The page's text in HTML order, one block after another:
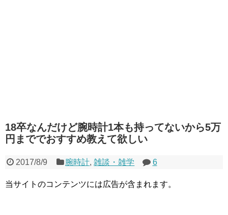
18卒なんだけど腕時計1本も持ってないから5万
円まででおすすめ教えて欲しい
2017/8/9 腕時計,雑談・雑学 6
当サイトのコンテンツには広告が含まれます。